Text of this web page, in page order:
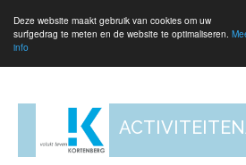
Deze website maakt gebruik van cookies om uw
surfgedrag te meten en de website te optimaliseren.
info